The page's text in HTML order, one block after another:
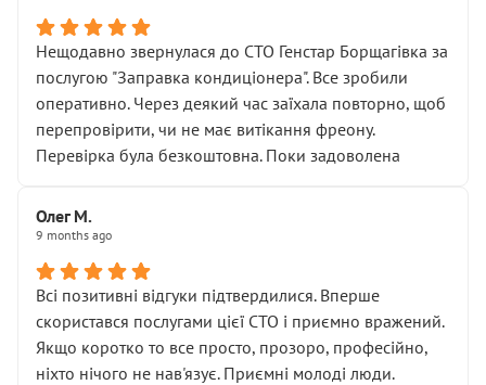
Нещодавно звернулася до СТО Генстар Борщагівка за
послугою "Заправка кондиціонера". Все зробили
оперативно. Через деякий час заїхала повторно, щоб
перепровірити, чи не має витікання фреону.
Перевірка була безкоштовна. Поки задоволена
Олег М.
9 months ago
Всі позитивні відгуки підтвердилися. Вперше
скористався послугами цієї СТО і приємно вражений.
Якщо коротко то все просто, прозоро, професійно,
ніхто нічого не нав'язує. Приємні молоді люди.